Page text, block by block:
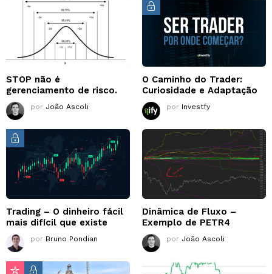
STOP não é
gerenciamento de risco.
por João Ascoli
O Caminho do Trader:
Curiosidade e Adaptação
por Investfy
Trading – O dinheiro fácil
mais difícil que existe
por Bruno Pondian
Dinâmica de Fluxo –
Exemplo de PETR4
por João Ascoli